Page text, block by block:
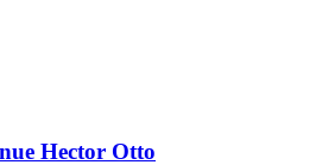
Hector Otto